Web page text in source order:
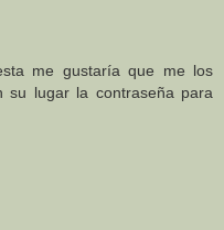
me gustaría que me los
su lugar la contraseña para